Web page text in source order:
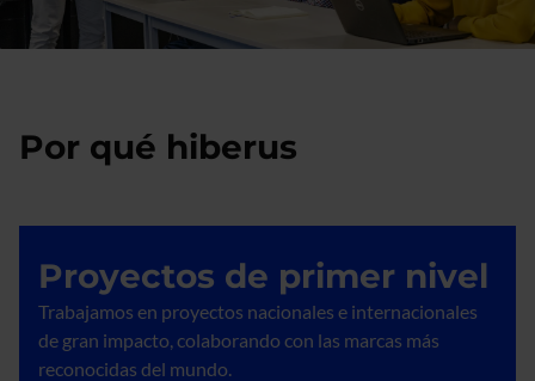
Por qué hiberus
Proyectos de primer nivel
Trabajamos en proyectos nacionales e internacionales
de gran impacto, colaborando con las marcas más
reconocidas del mundo.